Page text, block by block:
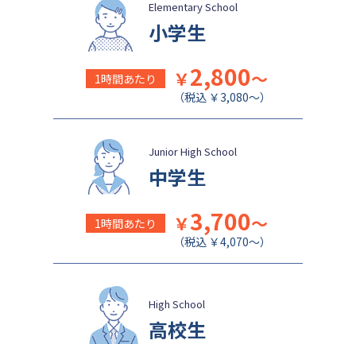
盛岡白百合学園中学校 関西学院千里国際中等部
Elementary School
小学生
1時間あたり ￥2,800～
（税込 ￥3,080～）
Junior High School
中学生
1時間あたり ￥3,700～
（税込 ￥4,070～）
High School
高校生